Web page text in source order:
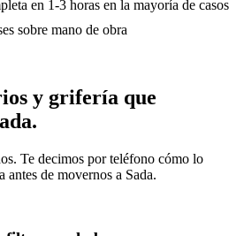
en 1-3 horas en la mayoría de casos
sobre mano de obra
y grifería que
.
Te decimos por teléfono cómo lo
antes de movernos a Sada.